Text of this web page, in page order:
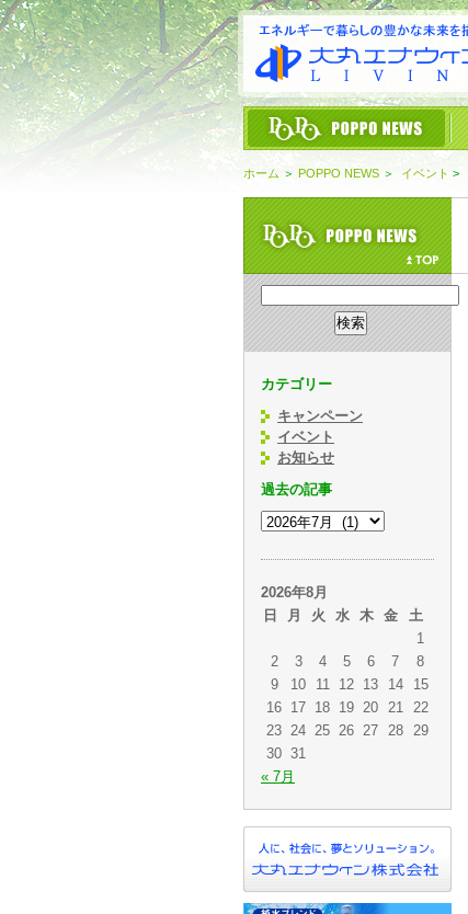
ホーム ＞ POPPO NEWS ＞ イベント >
カテゴリー
キャンペーン
イベント
お知らせ
過去の記事
2026年8月
日
月 火 水 木 金
土
1
2
3 4 5 6 7
8
9
10 11 12 13 14
15
16 17 18 19 20 21
22
23 24 25 26 27 28
29
30 31
« 7月